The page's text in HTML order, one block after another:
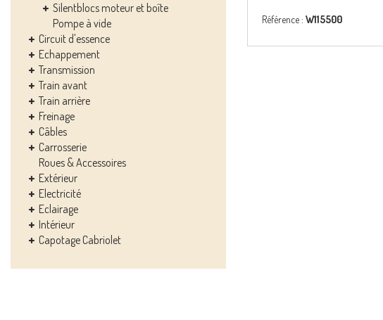
Silentblocs moteur et boîte
Pompe à vide
Circuit d'essence
Echappement
Transmission
Train avant
Train arrière
Freinage
Câbles
Carrosserie
Roues & Accessoires
Extérieur
Electricité
Eclairage
Intérieur
Capotage Cabriolet
Référence : W115500